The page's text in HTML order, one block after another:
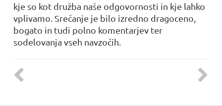
kje so kot družba naše odgovornosti in kje lahko
vplivamo. Srečanje je bilo izredno dragoceno,
bogato in tudi polno komentarjev ter
sodelovanja vseh navzočih.